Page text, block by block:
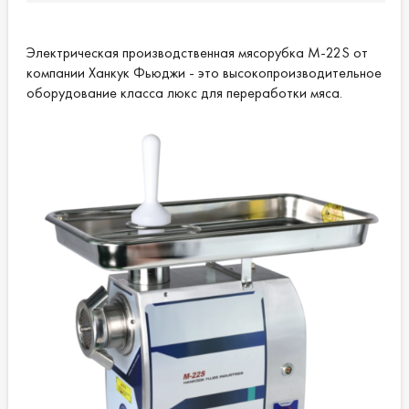
Рабочая температура:-2 ° C ~ 2 ° C.
Электрическая производственная мясорубка M-22S от
компании Ханкук Фьюджи - это высокопроизводительное
оборудование класса люкс для переработки мяса.